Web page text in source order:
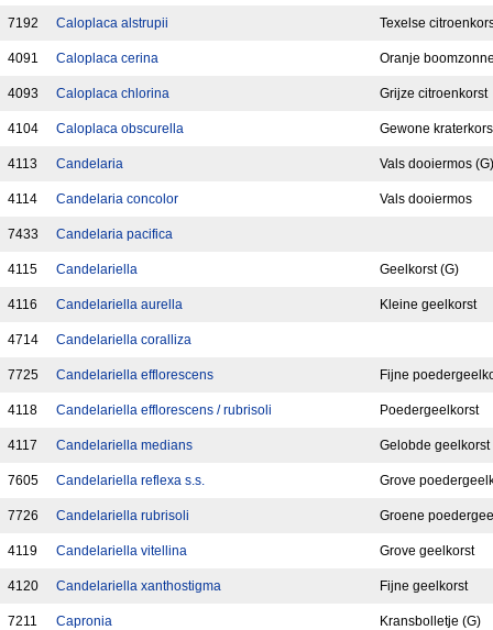
7192 Caloplaca alstrupii Texelse
4091 Caloplaca cerina Oranje
4093 Caloplaca chlorina Grijze citroenkorst
4104 Caloplaca obscurella Gewone
4113 Candelaria Vals dooiermos (G)
4114 Candelaria concolor Vals dooiermos
7433 Candelaria pacifica
4115 Candelariella Geelkorst (G)
4116 Candelariella aurella Kleine geelkorst
4714 Candelariella coralliza
7725 Candelariella efflorescens Fijne
4118 Candelariella efflorescens / rubrisoli Poedergeelkorst
4117 Candelariella medians Gelobde geelkorst
7605 Candelariella reflexa s.s. Grove
7726 Candelariella rubrisoli Groene
4119 Candelariella vitellina Grove geelkorst
4120 Candelariella xanthostigma Fijne geelkorst
7211 Capronia Kransbolletje (G)